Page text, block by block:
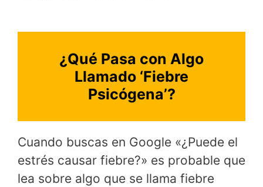
¿Qué Pasa con Algo
Llamado ‘Fiebre
Psicógena’?
Cuando buscas en Google «¿Puede el
estrés causar fiebre?» es probable que
lea sobre algo que se llama fiebre